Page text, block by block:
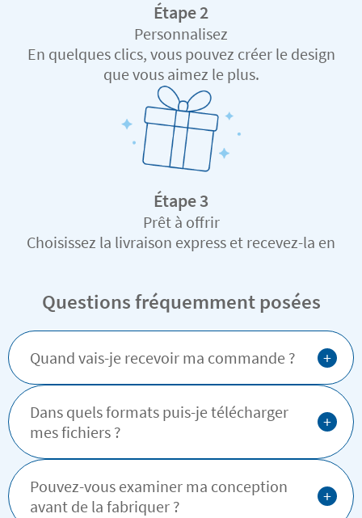
Étape 2
Personnalisez
En quelques clics, vous pouvez créer le design
que vous aimez le plus.
Étape 3
Prêt à offrir
Choisissez la livraison express et recevez-la en
Questions fréquemment posées
Quand vais-je recevoir ma commande ? +
Dans quels formats puis-je télécharger
mes fichiers ?
+
Pouvez-vous examiner ma conception
avant de la fabriquer ?
+